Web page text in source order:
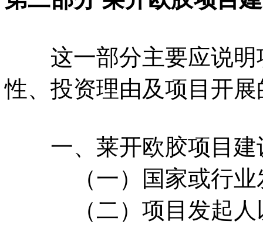
这一部分主要应说明
性、投资理由及项目开
一、莱开欧胶项目建
（一）国家或行业
（二）项目发起人